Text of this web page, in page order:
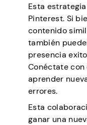
Esta
Pinterest. Si
contenido
también
presencia
Conéctate con
aprender
errores.
Esta
ganar una